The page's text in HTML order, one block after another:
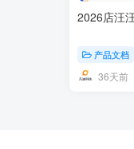
2026店汪
产品文档
36天前